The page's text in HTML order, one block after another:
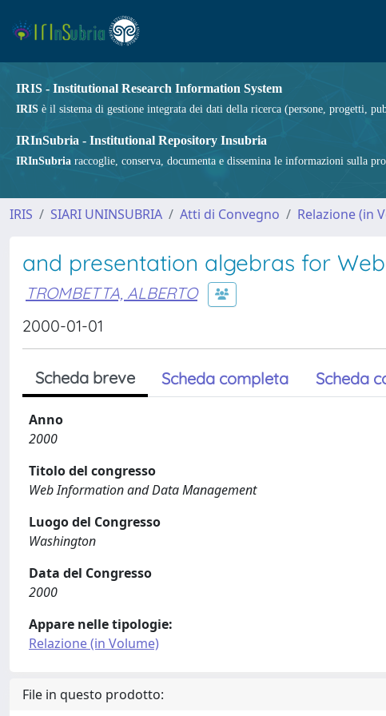
IRIS - Institutional Research Information System
IRIS è il sistema di gestione integrata dei dati della ricerca (persone, progetti,
IRInSubria - Institutional Repository Insubria
IRInSubria raccoglie, conserva, documenta e dissemina le informazioni sulla
IRIS SIARI UNINSUBRIA Atti di Convegno Relazione (in
and presentation algebras for
TROMBETTA, ALBERTO
2000-01-01
Scheda breve Scheda completa Scheda
Anno
2000
Titolo del congresso
Web Information and Data Management
Luogo del Congresso
Washington
Data del Congresso
2000
Appare nelle tipologie:
Relazione (in Volume)
File in questo prodotto: